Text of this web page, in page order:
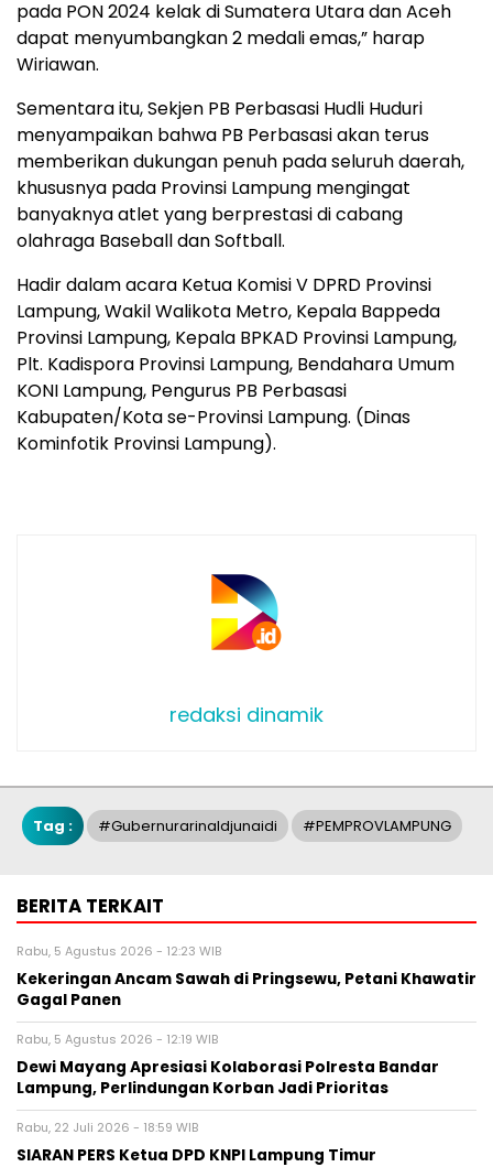
pada PON 2024 kelak di Sumatera Utara dan Aceh
dapat menyumbangkan 2 medali emas,” harap
Wiriawan.
Sementara itu, Sekjen PB Perbasasi Hudli Huduri
menyampaikan bahwa PB Perbasasi akan terus
memberikan dukungan penuh pada seluruh daerah,
khususnya pada Provinsi Lampung mengingat
banyaknya atlet yang berprestasi di cabang
olahraga Baseball dan Softball.
Hadir dalam acara Ketua Komisi V DPRD Provinsi
Lampung, Wakil Walikota Metro, Kepala Bappeda
Provinsi Lampung, Kepala BPKAD Provinsi Lampung,
Plt. Kadispora Provinsi Lampung, Bendahara Umum
KONI Lampung, Pengurus PB Perbasasi
Kabupaten/Kota se-Provinsi Lampung. (Dinas
Kominfotik Provinsi Lampung).
redaksi dinamik
Tag : #gubernurarinaldjunaidi #PEMPROVLAMPUNG
BERITA TERKAIT
Rabu, 5 Agustus 2026 - 12:23 WIB
Kekeringan Ancam Sawah di Pringsewu, Petani Khawatir
Gagal Panen
Rabu, 5 Agustus 2026 - 12:19 WIB
Dewi Mayang Apresiasi Kolaborasi Polresta Bandar
Lampung, Perlindungan Korban Jadi Prioritas
Rabu, 22 Juli 2026 - 18:59 WIB
SIARAN PERS Ketua DPD KNPI Lampung Timur